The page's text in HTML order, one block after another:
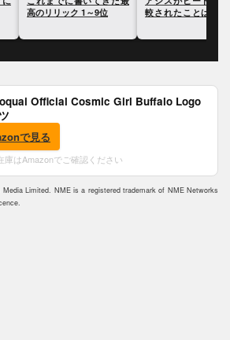
高のリリック 1～9位
較されたことは「きま
Official Cosmic Girl Buffalo Logo
で見る
庫はAmazonでご確認ください
Limited. NME is a registered trademark of NME Networks